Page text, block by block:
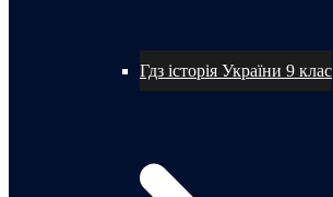
Гдз історія України 9 клас